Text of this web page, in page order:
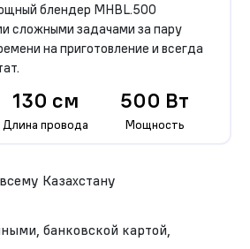
блендер MHBL.500
сложными задачами за пару
на приготовление и всегда
130 см
Длина провода
500 Вт
Мощность
Казахстану
банковской картой,